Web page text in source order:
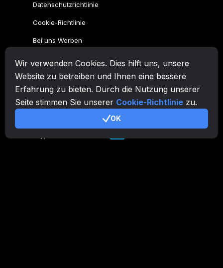
Wir verwenden Cookies. Dies hilft uns, unsere
Website zu betreiben und Ihnen eine bessere
Erfahrung zu bieten. Durch die Nutzung unserer
Seite stimmen Sie unserer Cookie-Richtlinie zu.
OK
Datenschutzrichtlinie
Cookie-Richtlinie
Bei uns Werben
CryptoTab-Familie
CryptoTabBrowser
CryptoTab für Android MAX
für Android PRO